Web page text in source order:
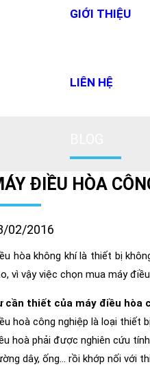
GIỚI THIỆU
LIÊN HỆ
ĐIỀU HÒA
02/2016
hòa không khí là thiết bị
vì vậy việc chọn mua máy
cần thiết của máy điều hòa
hoà công nghiệp là loại thiết
hoà phải được nghiên cứu
dây, ống… rồi khớp nối với